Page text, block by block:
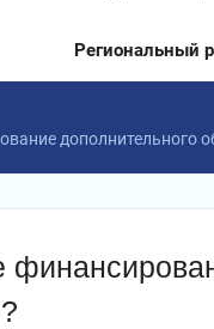
Региональный
дополнительного